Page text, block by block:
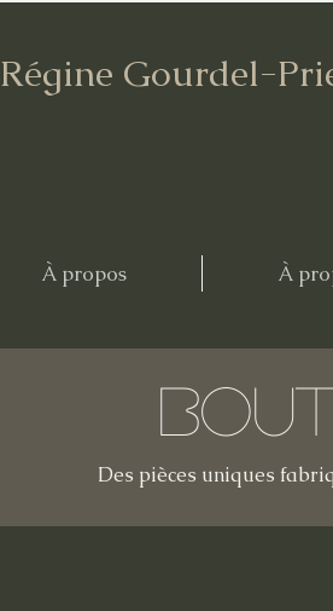
Régine Gourdel-
À propos À
Des pièces uniques